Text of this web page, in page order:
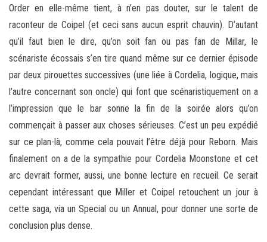
Order en elle-même tient, à n’en pas douter, sur le talent de
raconteur de Coipel (et ceci sans aucun esprit chauvin). D’autant
qu’il faut bien le dire, qu’on soit fan ou pas fan de Millar, le
scénariste écossais s’en tire quand même sur ce dernier épisode
par deux pirouettes successives (une liée à Cordelia, logique, mais
l’autre concernant son oncle) qui font que scénaristiquement on a
l’impression que le bar sonne la fin de la soirée alors qu’on
commençait à passer aux choses sérieuses. C’est un peu expédié
sur ce plan-là, comme cela pouvait l’être déjà pour Reborn. Mais
finalement on a de la sympathie pour Cordelia Moonstone et cet
arc devrait former, aussi, une bonne lecture en recueil. Ce serait
cependant intéressant que Miller et Coipel retouchent un jour à
cette saga, via un Special ou un Annual, pour donner une sorte de
conclusion plus dense.